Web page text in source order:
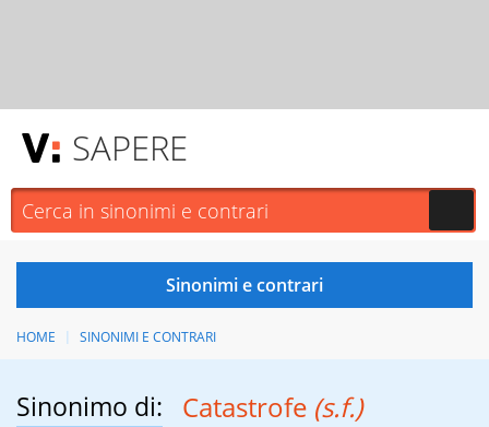
SAPERE
HOME SINONIMI E CONTRARI
Sinonimo di: Catastrofe (s.f.)